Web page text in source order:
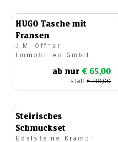
HUGO Tasche mit
Fransen
J.M. Offner
Immobilien GmbH,
ab nur € 65,00
statt€ 130,00
Steirisches
Schmuckset
Edelsteine Krampl